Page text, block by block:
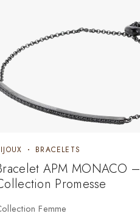
BRACELETS
APM MONACO –
Promesse
Femme